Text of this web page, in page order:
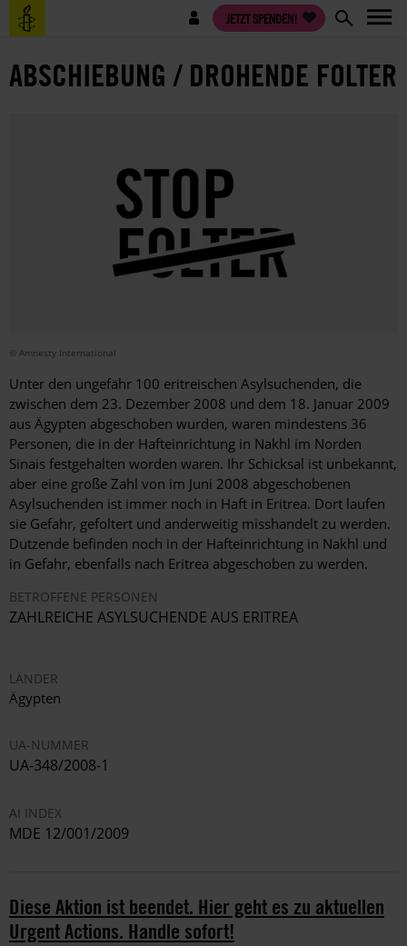
Direkt
zum
Benutzermenü JETZT SPENDEN!
ABSCHIEBUNG / DROHENDE FOLTER
© Amnesty International
Unter den ungefähr 100 eritreischen Asylsuchenden, die
zwischen dem 23. Dezember 2008 und dem 18. Januar 2009
aus Ägypten abgeschoben wurden, waren mindestens 36
Personen, die in der Hafteinrichtung in Nakhl im Norden
Sinais festgehalten worden waren. Ihr Schicksal ist unbekannt,
aber eine große Zahl von im Juni 2008 abgeschobenen
Asylsuchenden ist immer noch in Haft in Eritrea. Dort laufen
sie Gefahr, gefoltert und anderweitig misshandelt zu werden.
Dutzende befinden noch in der Hafteinrichtung in Nakhl und
in Gefahr, ebenfalls nach Eritrea abgeschoben zu werden.
BETROFFENE PERSONEN
ZAHLREICHE ASYLSUCHENDE AUS ERITREA
LÄNDER
Ägypten
UA-NUMMER
UA-348/2008-1
AI INDEX
MDE 12/001/2009
Diese Aktion ist beendet. Hier geht es zu aktuellen
Urgent Actions. Handle sofort!